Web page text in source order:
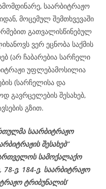
საარბიტრაჟო
მოცემულ შემთხვევაში
გათვალისწინებულ
ვერ ეცნობა საქმის
(არ ჩაბარებია სარჩელი
უფლებამოსილია
(სარჩელისა და
გავრცელების შესახებ,
გზით.
საარბიტრაჟო
შესახებ’’
სამოქალაქო
78-ე, 184-ე, საარბიტრაჟო
ტრიბუნალის’